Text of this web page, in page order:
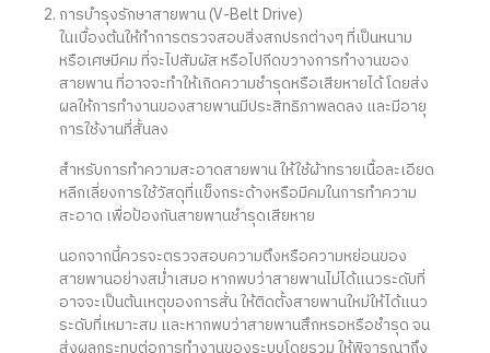
การบำรุงรักษาสายพาน (V-Belt Drive)
ในเบื้องต้นให้ทำการตรวจสอบสิ่งสกปรกต่างๆ ที่เป็นหนาม
หรือเศษมีคม ที่จะไปสัมผัส หรือไปกีดขวางการทำงานของ
สายพาน ที่อาจจะทำให้เกิดความชำรุดหรือเสียหายได้ โดยส่ง
ผลให้การทำงานของสายพานมีประสิทธิภาพลดลง และมีอายุ
การใช้งานที่สั้นลง
สำหรับการทำความสะอาดสายพาน ให้ใช้ผ้าทรายเนื้อละเอียด
หลีกเลี่ยงการใช้วัสดุที่แข็งกระด้างหรือมีคมในการทำความ
สะอาด เพื่อป้องกันสายพานชำรุดเสียหาย
นอกจากนี้ควรจะตรวจสอบความตึงหรือความหย่อนของ
สายพานอย่างสม่ำเสมอ หากพบว่าสายพานไม่ได้แนวระดับที่
อาจจะเป็นต้นเหตุของการสั่น ให้ติดตั้งสายพานใหม่ให้ได้แนว
ระดับที่เหมาะสม และหากพบว่าสายพานสึกหรอหรือชำรุด จน